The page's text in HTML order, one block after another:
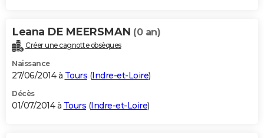
Leana DE MEERSMAN (0 an)
Créer une cagnotte obsèques
Naissance
27/06/2014 à Tours (Indre-et-Loire)
Décès
01/07/2014 à Tours (Indre-et-Loire)